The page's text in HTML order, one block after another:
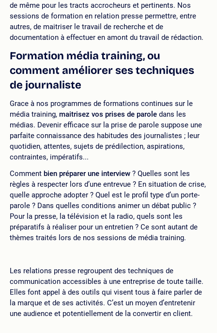
de même pour les tracts accrocheurs et pertinents. Nos
sessions de formation en relation presse permettre, entre
autres, de maitriser le travail de recherche et de
documentation à effectuer en amont du travail de rédaction.
Formation média training, ou
comment améliorer ses techniques
de journaliste
Grace à nos programmes de formations continues sur le
média training, maitrisez vos prises de parole dans les
médias. Devenir efficace sur la prise de parole suppose une
parfaite connaissance des habitudes des journalistes ; leur
quotidien, attentes, sujets de prédilection, aspirations,
contraintes, impératifs...
Comment bien préparer une interview ? Quelles sont les
règles à respecter lors d’une entrevue ? En situation de crise,
quelle approche adopter ? Quel est le profil type d’un porte-
parole ? Dans quelles conditions animer un débat public ?
Pour la presse, la télévision et la radio, quels sont les
préparatifs à réaliser pour un entretien ? Ce sont autant de
thèmes traités lors de nos sessions de média training.
Les relations presse regroupent des techniques de
communication accessibles à une entreprise de toute taille.
Elles font appel à des outils qui visent tous à faire parler de
la marque et de ses activités. C’est un moyen d’entretenir
une audience et potentiellement de la convertir en client.